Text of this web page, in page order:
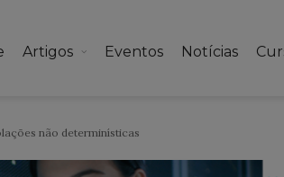
Artigos Eventos Notícias
não determinísticas